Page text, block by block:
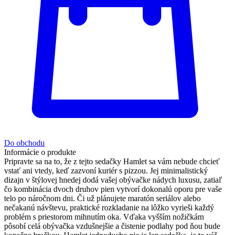
Do obchodu
Informácie o produkte
Pripravte sa na to, že z tejto sedačky Hamlet sa vám nebude chcieť
vstať ani vtedy, keď zazvoní kuriér s pizzou. Jej minimalistický
dizajn v štýlovej hnedej dodá vašej obývačke nádych luxusu, zatiaľ
čo kombinácia dvoch druhov pien vytvorí dokonalú oporu pre vaše
telo po náročnom dni. Či už plánujete maratón seriálov alebo
nečakanú návštevu, praktické rozkladanie na lôžko vyrieši každý
problém s priestorom mihnutím oka. Vďaka vyšším nožičkám
pôsobí celá obývačka vzdušnejšie a čistenie podlahy pod ňou bude